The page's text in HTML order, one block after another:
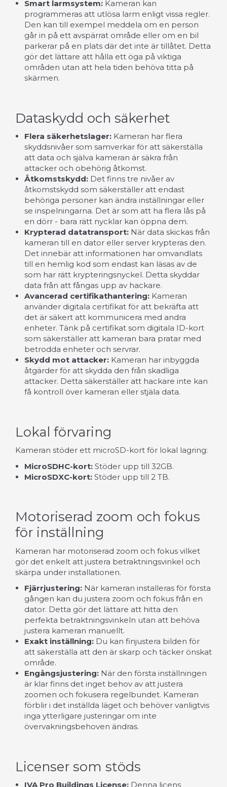
Smart larmsystem: Kameran kan
programmeras att utlösa larm enligt vissa regler.
Den kan till exempel meddela om en person
går in på ett avspärrat område eller om en bil
parkerar på en plats där det inte är tillåtet. Detta
gör det lättare att hålla ett öga på viktiga
områden utan att hela tiden behöva titta på
skärmen.
Dataskydd och säkerhet
Flera säkerhetslager: Kameran har flera
skyddsnivåer som samverkar för att säkerställa
att data och själva kameran är säkra från
attacker och obehörig åtkomst.
Åtkomstskydd: Det finns tre nivåer av
åtkomstskydd som säkerställer att endast
behöriga personer kan ändra inställningar eller
se inspelningarna. Det är som att ha flera lås på
en dörr - bara rätt nycklar kan öppna dem.
Krypterad datatransport: När data skickas från
kameran till en dator eller server krypteras den.
Det innebär att informationen har omvandlats
till en hemlig kod som endast kan läsas av de
som har rätt krypteringsnyckel. Detta skyddar
data från att fångas upp av hackare.
Avancerad certifikathantering: Kameran
använder digitala certifikat för att bekräfta att
det är säkert att kommunicera med andra
enheter. Tänk på certifikat som digitala ID-kort
som säkerställer att kameran bara pratar med
betrodda enheter och servrar.
Skydd mot attacker: Kameran har inbyggda
åtgärder för att skydda den från skadliga
attacker. Detta säkerställer att hackare inte kan
få kontroll över kameran eller stjäla data.
Lokal förvaring
Kameran stöder ett microSD-kort för lokal lagring:
MicroSDHC-kort: Stöder upp till 32GB.
MicroSDXC-kort: Stöder upp till 2 TB.
Motoriserad zoom och fokus
för inställning
Kameran har motoriserad zoom och fokus vilket
gör det enkelt att justera betraktningsvinkel och
skärpa under installationen.
Fjärrjustering: När kameran installeras för första
gången kan du justera zoom och fokus från en
dator. Detta gör det lättare att hitta den
perfekta betraktningsvinkeln utan att behöva
justera kameran manuellt.
Exakt inställning: Du kan finjustera bilden för
att säkerställa att den är skarp och täcker önskat
område.
Engångsjustering: När den första inställningen
är klar finns det inget behov av att justera
zoomen och fokusera regelbundet. Kameran
förblir i det inställda läget och behöver vanligtvis
inga ytterligare justeringar om inte
övervakningsbehoven ändras.
Licenser som stöds
IVA Pro Buildings License: Denna licens